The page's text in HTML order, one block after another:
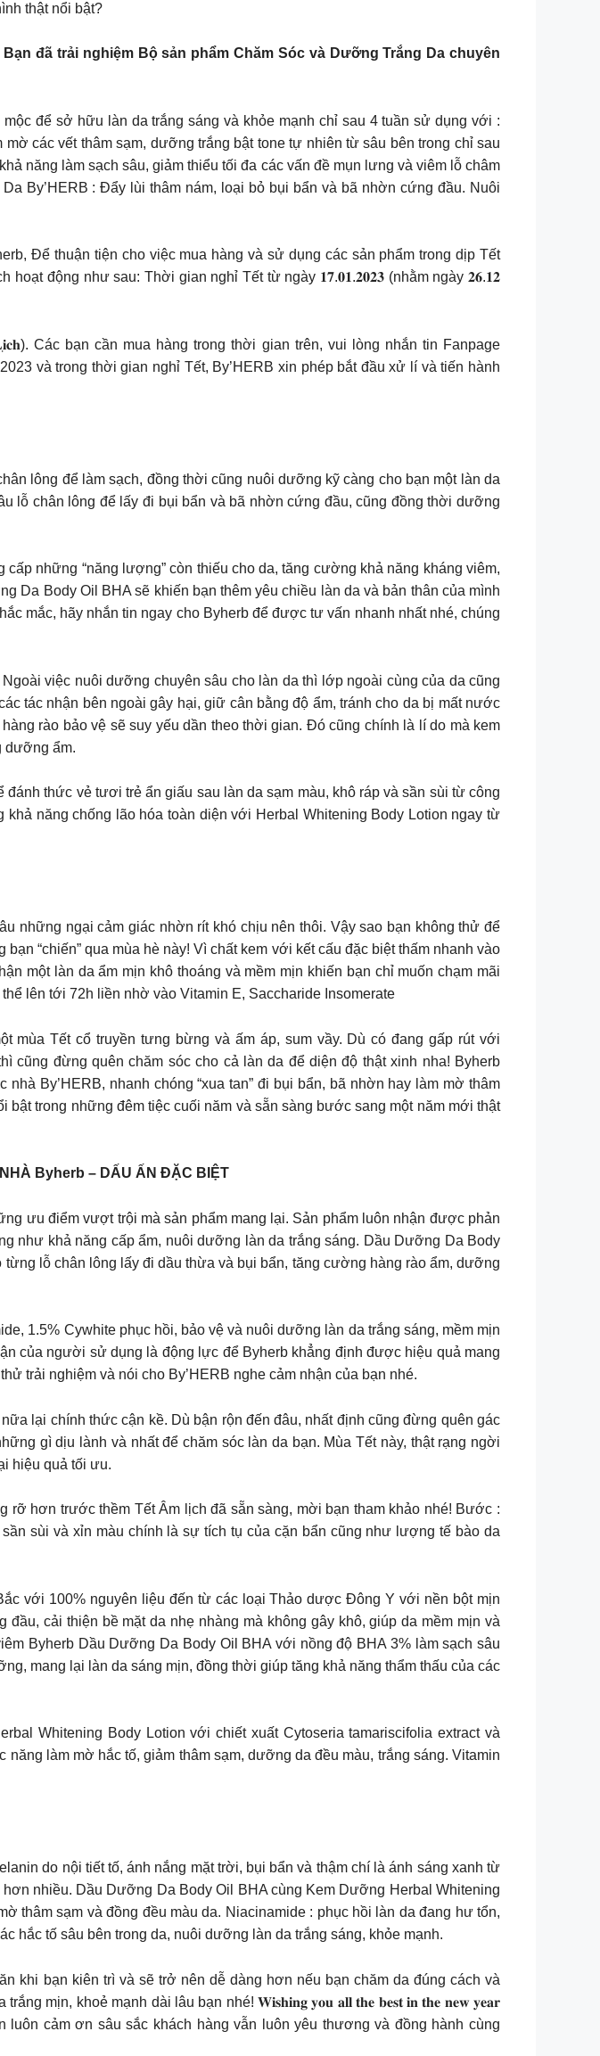
thật nổi bật?
Bạn đã trải nghiệm Bộ sản phẩm Chăm Sóc và Dưỡng Trắng Da chuyên
để sở hữu làn da trắng sáng và khỏe mạnh chỉ sau 4 tuần sử dụng với :
các vết thâm sạm, dưỡng trắng bật tone tự nhiên từ sâu bên trong chỉ sau
năng làm sạch sâu, giảm thiểu tối đa các vấn đề mụn lưng và viêm lỗ châm
By’HERB : Đẩy lùi thâm nám, loại bỏ bụi bẩn và bã nhờn cứng đầu. Nuôi
thuận tiện cho việc mua hàng và sử dụng các sản phẩm trong dịp Tết
động như sau: Thời gian nghỉ Tết từ ngày 𝟏𝟕.𝟎𝟏.𝟐𝟎𝟐𝟑 (nhằm ngày 𝟐𝟔.𝟏𝟐
Các bạn cần mua hàng trong thời gian trên, vui lòng nhắn tin Fanpage
và trong thời gian nghỉ Tết, By’HERB xin phép bắt đầu xử lí và tiến hành
lông để làm sạch, đồng thời cũng nuôi dưỡng kỹ càng cho bạn một làn da
lỗ chân lông để lấy đi bụi bẩn và bã nhờn cứng đầu, cũng đồng thời dưỡng
những “năng lượng” còn thiếu cho da, tăng cường khả năng kháng viêm,
Da Body Oil BHA sẽ khiến bạn thêm yêu chiều làn da và bản thân của mình
mắc, hãy nhắn tin ngay cho Byherb để được tư vấn nhanh nhất nhé, chúng
việc nuôi dưỡng chuyên sâu cho làn da thì lớp ngoài cùng của da cũng
tác nhận bên ngoài gây hại, giữ cân bằng độ ẩm, tránh cho da bị mất nước
rào bảo vệ sẽ suy yếu dần theo thời gian. Đó cũng chính là lí do mà kem
dưỡng ẩm.
thức vẻ tươi trẻ ẩn giấu sau làn da sạm màu, khô ráp và sần sùi từ công
năng chống lão hóa toàn diện với Herbal Whitening Body Lotion ngay từ
những ngại cảm giác nhờn rít khó chịu nên thôi. Vậy sao bạn không thử để
“chiến” qua mùa hè này! Vì chất kem với kết cấu đặc biệt thấm nhanh vào
một làn da ẩm mịn khô thoáng và mềm mịn khiến bạn chỉ muốn chạm mãi
lên tới 72h liền nhờ vào Vitamin E, Saccharide Insomerate
mùa Tết cổ truyền tưng bừng và ấm áp, sum vầy. Dù có đang gấp rút với
cũng đừng quên chăm sóc cho cả làn da để diện độ thật xinh nha! Byherb
By’HERB, nhanh chóng “xua tan” đi bụi bẩn, bã nhờn hay làm mờ thâm
trong những đêm tiệc cuối năm và sẵn sàng bước sang một năm mới thật
Byherb – DẤU ẤN ĐẶC BIỆT
ưu điểm vượt trội mà sản phẩm mang lại. Sản phẩm luôn nhận được phản
như khả năng cấp ẩm, nuôi dưỡng làn da trắng sáng. Dầu Dưỡng Da Body
lỗ chân lông lấy đi dầu thừa và bụi bẩn, tăng cường hàng rào ẩm, dưỡng
1.5% Cywhite phục hồi, bảo vệ và nuôi dưỡng làn da trắng sáng, mềm mịn
của người sử dụng là động lực để Byherb khẳng định được hiệu quả mang
trải nghiệm và nói cho By’HERB nghe cảm nhận của bạn nhé.
lại chính thức cận kề. Dù bận rộn đến đâu, nhất định cũng đừng quên gác
gì dịu lành và nhất để chăm sóc làn da bạn. Mùa Tết này, thật rạng ngời
hiệu quả tối ưu.
rỡ hơn trước thềm Tết Âm lịch đã sẵn sàng, mời bạn tham khảo nhé! Bước :
sùi và xỉn màu chính là sự tích tụ của cặn bẩn cũng như lượng tế bào da
với 100% nguyên liệu đến từ các loại Thảo dược Đông Y với nền bột mịn
cải thiện bề mặt da nhẹ nhàng mà không gây khô, giúp da mềm mịn và
Byherb Dầu Dưỡng Da Body Oil BHA với nồng độ BHA 3% làm sạch sâu
mang lại làn da sáng mịn, đồng thời giúp tăng khả năng thẩm thấu của các
Whitening Body Lotion với chiết xuất Cytoseria tamariscifolia extract và
làm mờ hắc tố, giảm thâm sạm, dưỡng da đều màu, trắng sáng. Vitamin
do nội tiết tố, ánh nắng mặt trời, bụi bẩn và thậm chí là ánh sáng xanh từ
nhiều. Dầu Dưỡng Da Body Oil BHA cùng Kem Dưỡng Herbal Whitening
thâm sạm và đồng đều màu da. Niacinamide : phục hồi làn da đang hư tổn,
hắc tố sâu bên trong da, nuôi dưỡng làn da trắng sáng, khỏe mạnh.
khi bạn kiên trì và sẽ trở nên dễ dàng hơn nếu bạn chăm da đúng cách và
mịn, khoẻ mạnh dài lâu bạn nhé! 𝐖𝐢𝐬𝐡𝐢𝐧𝐠 𝐲𝐨𝐮 𝐚𝐥𝐥 𝐭𝐡𝐞 𝐛𝐞𝐬𝐭 𝐢𝐧 𝐭𝐡𝐞 𝐧𝐞𝐰 𝐲𝐞𝐚𝐫
cảm ơn sâu sắc khách hàng vẫn luôn yêu thương và đồng hành cùng